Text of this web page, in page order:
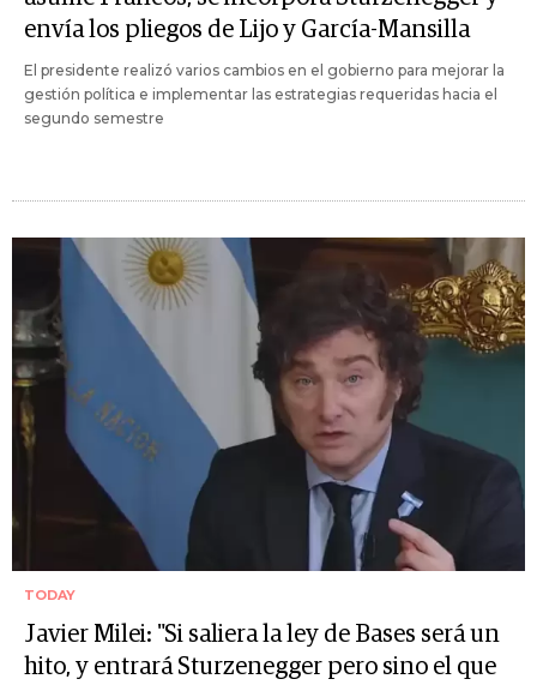
envía los pliegos de Lijo y García-Mansilla
El presidente realizó varios cambios en el gobierno para mejorar la
gestión política e implementar las estrategias requeridas hacia el
segundo semestre
TODAY
Javier Milei: "Si saliera la ley de Bases será un
hito, y entrará Sturzenegger pero sino el que